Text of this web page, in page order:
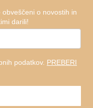
o novostih in
darili!
podatkov. PREBERI